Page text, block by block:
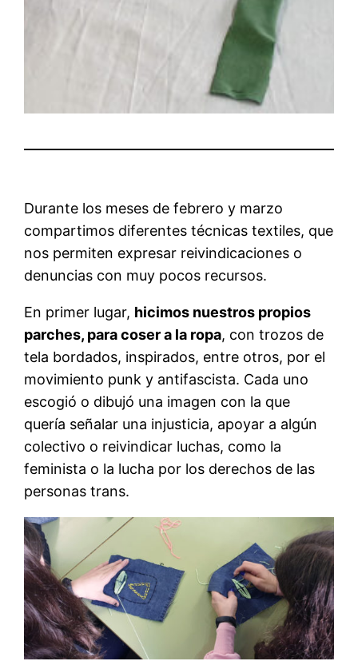
Durante los meses de febrero y marzo
compartimos diferentes técnicas textiles, que
nos permiten expresar reivindicaciones o
denuncias con muy pocos recursos.
En primer lugar, hicimos nuestros propios
parches, para coser a la ropa, con trozos de
tela bordados, inspirados, entre otros, por el
movimiento punk y antifascista. Cada uno
escogió o dibujó una imagen con la que
quería señalar una injusticia, apoyar a algún
colectivo o reivindicar luchas, como la
feminista o la lucha por los derechos de las
personas trans.